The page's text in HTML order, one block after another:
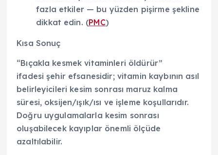
fazla etkiler — bu yüzden pişirme şekline
dikkat edin. (PMC)
Kısa Sonuç
“Bıçakla kesmek vitaminleri öldürür”
ifadesi şehir efsanesidir; vitamin kaybının asıl
belirleyicileri kesim sonrası maruz kalma
süresi, oksijen/ışık/ısı ve işleme koşullarıdır.
Doğru uygulamalarla kesim sonrası
oluşabilecek kayıplar önemli ölçüde
azaltılabilir.